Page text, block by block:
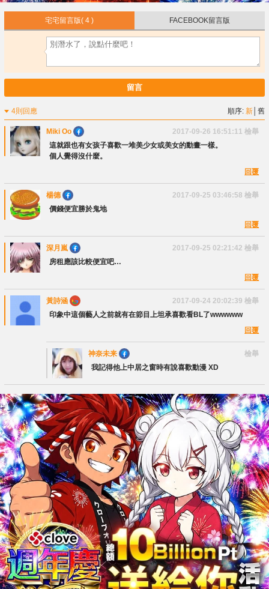
宅宅留言版( 4 ) FACEBOOK留言版
留言
4則回應 順序:新 │舊
Miki Oo 2017-09-26 16:51:11 檢舉
這就跟也有女孩子喜歡一堆美少女或美女的動畫一樣。
個人覺得沒什麼。
回覆
楊德 2017-09-25 03:46:58 檢舉
價錢便宜勝於鬼地
回覆
深月嵐 2017-09-25 02:21:42 檢舉
房租應該比較便宜吧…
回覆
黃詩涵 2017-09-24 20:02:39 檢舉
印象中這個藝人之前就有在節目上坦承喜歡看BL了wwwwww
回覆
神奈未来
檢舉
我記得他上中居之窗時有說喜歡動漫 XD